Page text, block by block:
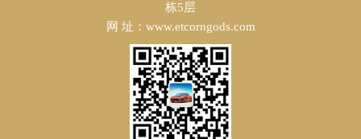
栋5层
网 址：www.etcorngods.com